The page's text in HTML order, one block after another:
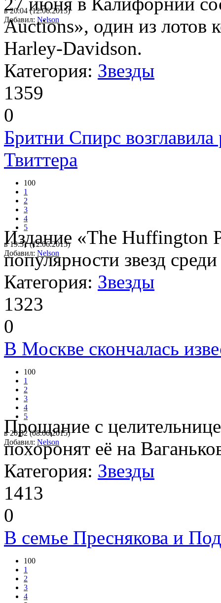
в 20:04 (12.06.2015)
Добавил: Nelson
Auctions», один из лотов
Harley-Davidson.
Категория: Звезды
1359
0
Бритни Спирс
Твиттера
100
1
2
3
4
5
в 19:51 (12.06.2015)
Добавил: Nelson
Издание «The Huffington
популярности звезд
Категория: Звезды
1323
0
В Москве скончалась
100
1
2
3
4
5
в 20:32 (08.06.2015)
Добавил: Nelson
Прощание с
похоронят её на
Категория: Звезды
1413
0
В семье Преснякова и
100
1
2
3
4